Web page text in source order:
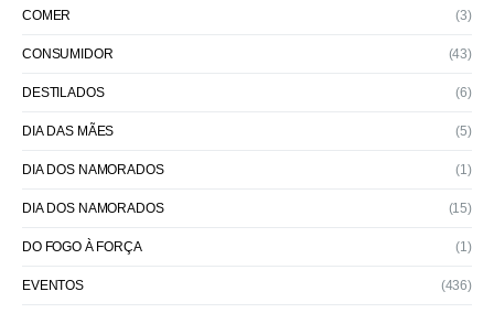
COMER (3)
CONSUMIDOR (43)
DESTILADOS (6)
DIA DAS MÃES (5)
DIA DOS NAMORADOS (1)
DIA DOS NAMORADOS (15)
DO FOGO À FORÇA (1)
EVENTOS (436)